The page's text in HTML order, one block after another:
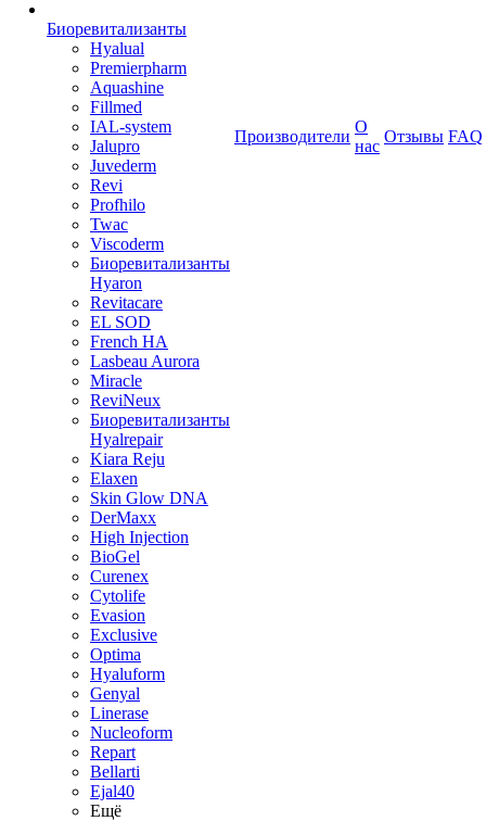
Биоревитализанты
Hyalual
Premierpharm
Aquashine
Fillmed
IAL-system
Jalupro
Juvederm
Revi
Profhilo
Twac
Viscoderm
Биоревитализанты
Hyaron
Revitacare
EL SOD
French HA
Lasbeau Aurora
Miracle
ReviNeux
Биоревитализанты
Hyalrepair
Kiara Reju
Elaxen
Skin Glow DNA
DerMaxx
High Injection
BioGel
Curenex
Cytolife
Evasion
Exclusive
Optima
Hyaluform
Genyal
Linerase
Nucleoform
Repart
Bellarti
Ejal40
Ещё
Производители
О
нас
Отзывы FAQ